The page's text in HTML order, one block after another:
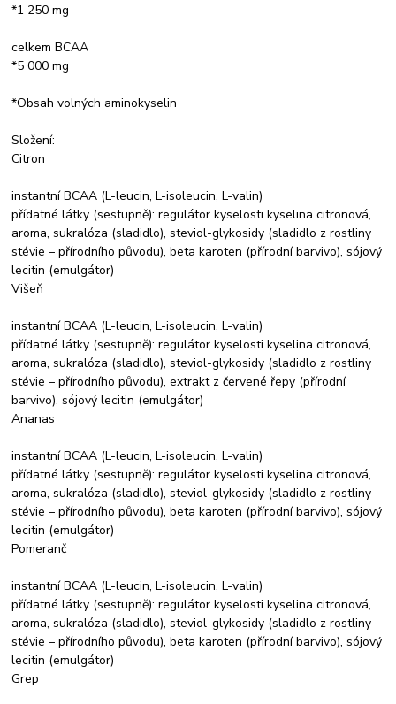
*1 250 mg
celkem BCAA
*5 000 mg
*Obsah volných aminokyselin
Složení:
Citron
instantní BCAA (L-leucin, L-isoleucin, L-valin)
přídatné látky (sestupně): regulátor kyselosti kyselina citronová,
aroma, sukralóza (sladidlo), steviol-glykosidy (sladidlo z rostliny
stévie – přírodního původu), beta karoten (přírodní barvivo), sójový
lecitin (emulgátor)
Višeň
instantní BCAA (L-leucin, L-isoleucin, L-valin)
přídatné látky (sestupně): regulátor kyselosti kyselina citronová,
aroma, sukralóza (sladidlo), steviol-glykosidy (sladidlo z rostliny
stévie – přírodního původu), extrakt z červené řepy (přírodní
barvivo), sójový lecitin (emulgátor)
Ananas
instantní BCAA (L-leucin, L-isoleucin, L-valin)
přídatné látky (sestupně): regulátor kyselosti kyselina citronová,
aroma, sukralóza (sladidlo), steviol-glykosidy (sladidlo z rostliny
stévie – přírodního původu), beta karoten (přírodní barvivo), sójový
lecitin (emulgátor)
Pomeranč
instantní BCAA (L-leucin, L-isoleucin, L-valin)
přídatné látky (sestupně): regulátor kyselosti kyselina citronová,
aroma, sukralóza (sladidlo), steviol-glykosidy (sladidlo z rostliny
stévie – přírodního původu), beta karoten (přírodní barvivo), sójový
lecitin (emulgátor)
Grep